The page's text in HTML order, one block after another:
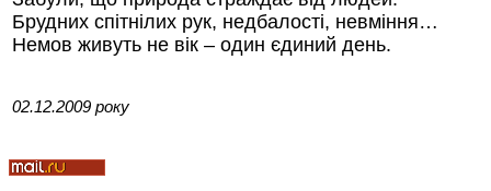
Брудних спітнілих рук, недбалості, невміння…
Немов живуть не вік – один єдиний день.
02.12.2009 року